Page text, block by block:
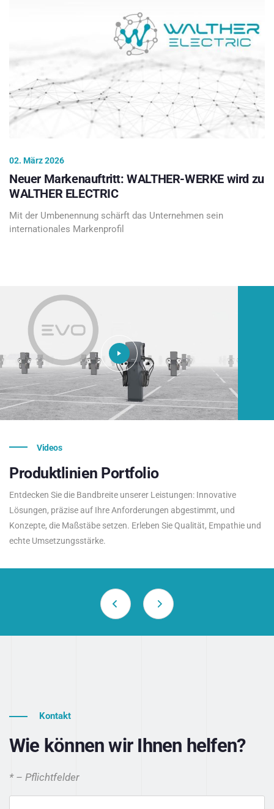
02. März 2026
Neuer Markenauftritt: WALTHER-WERKE wird zu
WALTHER ELECTRIC
Mit der Umbenennung schärft das Unternehmen sein
internationales Markenprofil
Videos
Produktlinien Portfolio
Entdecken Sie die Bandbreite unserer Leistungen: Innovative
Lösungen, präzise auf Ihre Anforderungen abgestimmt, und
Konzepte, die Maßstäbe setzen. Erleben Sie Qualität, Empathie und
echte Umsetzungsstärke.
Kontakt
Wie können wir Ihnen helfen?
* – Pflichtfelder